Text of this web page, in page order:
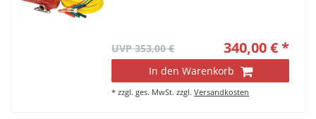
UVP 353,00 € 340,00 € *
In den Warenkorb
*zzgl. ges. MwSt. zzgl.Versandkosten